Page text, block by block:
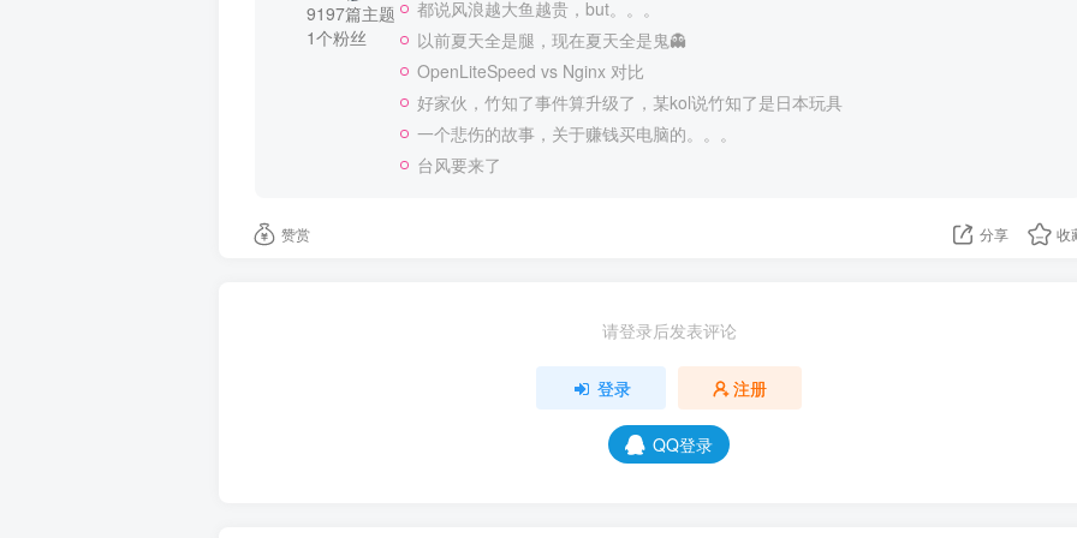
9197篇主题
1个粉丝
都说风浪越大鱼越贵，but。。。
以前夏天全是腿，现在夏天全是鬼👻
OpenLiteSpeed vs Nginx 对比
好家伙，竹知了事件算升级了，某kol说竹知了是日本玩具
一个悲伤的故事，关于赚钱买电脑的。。。
台风要来了
赞赏 分享 收
请登录后发表评论
登录 注册
QQ登录